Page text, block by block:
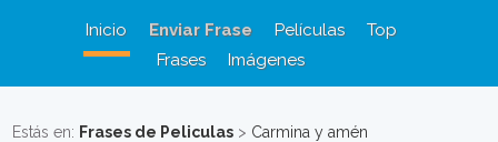
Inicio Enviar Frase Películas
Top
Frases
Imágenes
Estás en: Frases de Peliculas > Carmina y amén